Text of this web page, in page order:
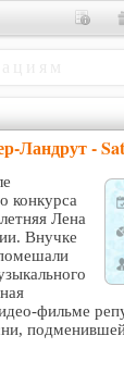
Ландрут -
конкурса
Лена
Внучке
фильме